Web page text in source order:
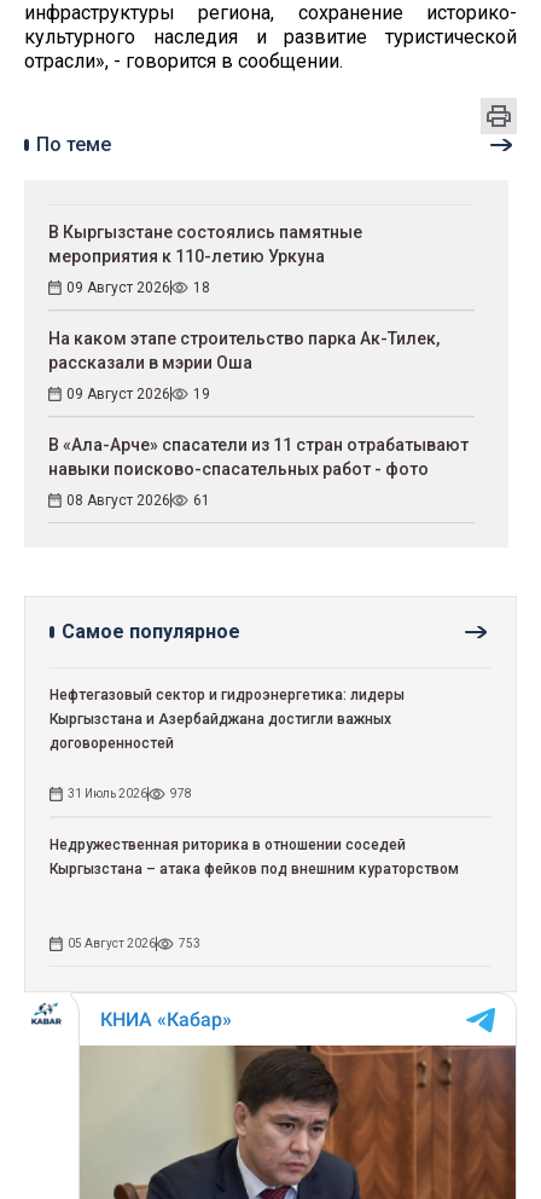
инфраструктуры региона, сохранение историко-
культурного наследия и развитие туристической
отрасли», - говорится в сообщении.
По теме
В Кыргызстане состоялись памятные
мероприятия к 110-летию Уркуна
09 Август 2026 18
На каком этапе строительство парка Ак-Тилек,
рассказали в мэрии Оша
09 Август 2026 19
В «Ала-Арче» спасатели из 11 стран отрабатывают
навыки поисково-спасательных работ - фото
08 Август 2026 61
Самое популярное
Нефтегазовый сектор и гидроэнергетика: лидеры
Кыргызстана и Азербайджана достигли важных
договоренностей
31 Июль 2026 978
Недружественная риторика в отношении соседей
Кыргызстана – атака фейков под внешним кураторством
05 Август 2026 753